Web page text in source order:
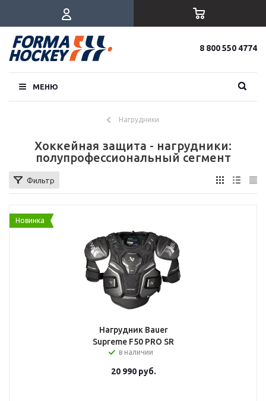
8 800 550 4774
МЕНЮ
Нагрудники
Хоккейная защита - нагрудники:
полупрофессиональный сегмент
Фильтр
Новинка
Нагрудник Bauer
Supreme F50 PRO SR
в наличии
20 990руб.